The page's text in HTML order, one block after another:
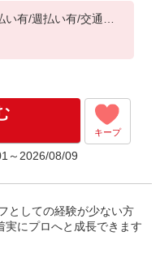
有/週払い有/交通費
キープ
～2026/08/09
としての経験が少ない方
実にプロへと成長できます